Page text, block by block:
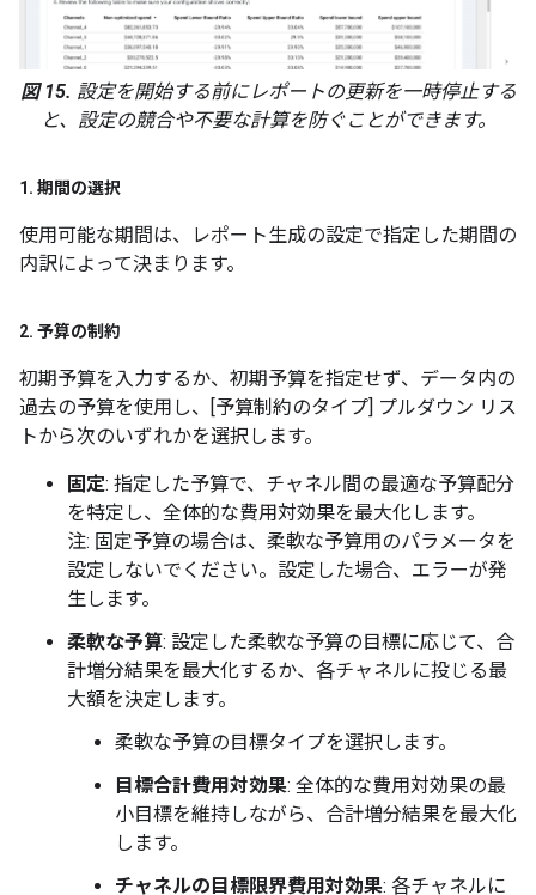
図 15. 設定を開始する前にレポートの更新を一時停止する
と、設定の競合や不要な計算を防ぐことができます。
1. 期間の選択
使用可能な期間は、レポート生成の設定で指定した期間の
内訳によって決まります。
2. 予算の制約
初期予算を入力するか、初期予算を指定せず、データ内の
過去の予算を使用し、[予算制約のタイプ] プルダウン リス
トから次のいずれかを選択します。
固定: 指定した予算で、チャネル間の最適な予算配分
を特定し、全体的な費用対効果を最大化します。
注: 固定予算の場合は、柔軟な予算用のパラメータを
設定しないでください。設定した場合、エラーが発
生します。
柔軟な予算: 設定した柔軟な予算の目標に応じて、合
計増分結果を最大化するか、各チャネルに投じる最
大額を決定します。
柔軟な予算の目標タイプを選択します。
目標合計費用対効果: 全体的な費用対効果の最
小目標を維持しながら、合計増分結果を最大化
します。
チャネルの目標限界費用対効果: 各チャネルに